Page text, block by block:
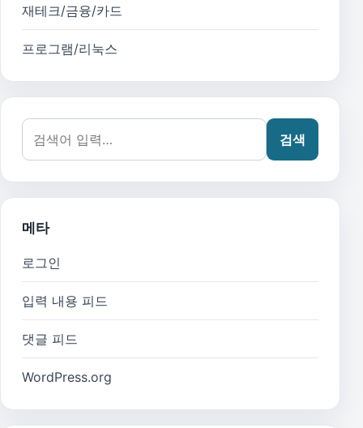
재테크/금융/카드
프로그램/리눅스
검색어:
검색
메타
로그인
입력 내용 피드
댓글 피드
WordPress.org